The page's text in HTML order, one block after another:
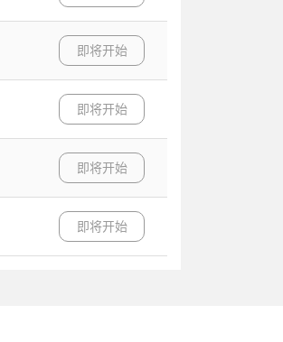
即将开始
即将开始
即将开始
即将开始